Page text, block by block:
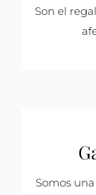
Son el
Somos